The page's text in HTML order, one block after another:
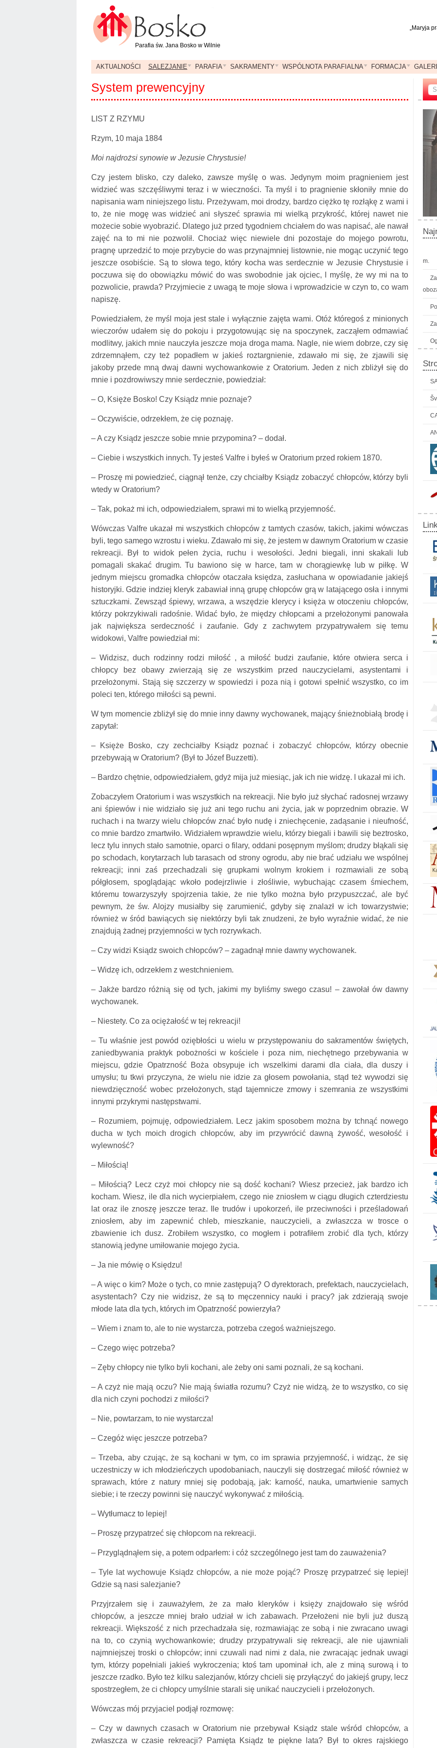
„Maryja
Parafia św. Jana Bosko w Wilnie
AKTUALNOŚCI SALEZJANIE PARAFIA SAKRAMENTY WSPÓLNOTA PARAFIALNA FORMACJA
System prewencyjny
LIST Z RZYMU
Rzym, 10 maja 1884
Moi najdrożsi synowie w Jezusie Chrystusie!
Czy jestem blisko, czy daleko, zawsze myślę o was. Jedynym moim pragnieniem jest
widzieć was szczęśliwymi teraz i w wieczności. Ta myśl i to pragnienie skłoniły mnie do
napisania wam niniejszego listu. Przeżywam, moi drodzy, bardzo ciężko tę rozłąkę z wami i
to, że nie mogę was widzieć ani słyszeć sprawia mi wielką przykrość, której nawet nie
możecie sobie wyobrazić. Dlatego już przed tygodniem chciałem do was napisać, ale nawał
zajęć na to mi nie pozwolił. Chociaż więc niewiele dni pozostaje do mojego powrotu,
pragnę uprzedzić to moje przybycie do was przynajmniej listownie, nie mogąc uczynić tego
jeszcze osobiście. Są to słowa tego, który kocha was serdecznie w Jezusie Chrystusie i
poczuwa się do obowiązku mówić do was swobodnie jak ojciec, l myślę, że wy mi na to
pozwolicie, prawda? Przyjmiecie z uwagą te moje słowa i wprowadzicie w czyn to, co wam
napiszę.
Powiedziałem, że myśl moja jest stale i wyłącznie zajęta wami. Otóż któregoś z minionych
wieczorów udałem się do pokoju i przygotowując się na spoczynek, zacząłem odmawiać
modlitwy, jakich mnie nauczyła jeszcze moja droga mama. Nagle, nie wiem dobrze, czy się
zdrzemnąłem, czy też popadłem w jakieś roztargnienie, zdawało mi się, że zjawili się
jakoby przede mną dwaj dawni wychowankowie z Oratorium. Jeden z nich zbliżył się do
mnie i pozdrowiwszy mnie serdecznie, powiedział:
– O, Księże Bosko! Czy Ksiądz mnie poznaje?
– Oczywiście, odrzekłem, że cię poznaję.
– A czy Ksiądz jeszcze sobie mnie przypomina? – dodał.
– Ciebie i wszystkich innych. Ty jesteś Valfre i byłeś w Oratorium przed rokiem 1870.
– Proszę mi powiedzieć, ciągnął tenże, czy chciałby Ksiądz zobaczyć chłopców, którzy byli
wtedy w Oratorium?
– Tak, pokaż mi ich, odpowiedziałem, sprawi mi to wielką przyjemność.
Wówczas Valfre ukazał mi wszystkich chłopców z tamtych czasów, takich, jakimi wówczas
byli, tego samego wzrostu i wieku. Zdawało mi się, że jestem w dawnym Oratorium w czasie
rekreacji. Był to widok pełen życia, ruchu i wesołości. Jedni biegali, inni skakali lub
pomagali skakać drugim. Tu bawiono się w harce, tam w chorągiewkę lub w piłkę. W
jednym miejscu gromadka chłopców otaczała księdza, zasłuchana w opowiadanie jakiejś
historyjki. Gdzie indziej kleryk zabawiał inną grupę chłopców grą w latającego osła i innymi
sztuczkami. Zewsząd śpiewy, wrzawa, a wszędzie klerycy i księża w otoczeniu chłopców,
którzy pokrzykiwali radośnie. Widać było, że między chłopcami a przełożonymi panowała
jak największa serdeczność i zaufanie. Gdy z zachwytem przypatrywałem się temu
widokowi, Valfre powiedział mi:
– Widzisz, duch rodzinny rodzi miłość , a miłość budzi zaufanie, które otwiera serca i
chłopcy bez obawy zwierzają się ze wszystkim przed nauczycielami, asystentami i
przełożonymi. Stają się szczerzy w spowiedzi i poza nią i gotowi spełnić wszystko, co im
poleci ten, którego miłości są pewni.
W tym momencie zbliżył się do mnie inny dawny wychowanek, mający śnieżnobiałą brodę i
zapytał:
– Księże Bosko, czy zechciałby Ksiądz poznać i zobaczyć chłopców, którzy obecnie
przebywają w Oratorium? (Był to Józef Buzzetti).
– Bardzo chętnie, odpowiedziałem, gdyż mija już miesiąc, jak ich nie widzę. l ukazał mi ich.
Zobaczyłem Oratorium i was wszystkich na rekreacji. Nie było już słychać radosnej wrzawy
ani śpiewów i nie widziało się już ani tego ruchu ani życia, jak w poprzednim obrazie. W
ruchach i na twarzy wielu chłopców znać było nudę i zniechęcenie, zadąsanie i nieufność,
co mnie bardzo zmartwiło. Widziałem wprawdzie wielu, którzy biegali i bawili się beztrosko,
lecz tylu innych stało samotnie, oparci o filary, oddani posępnym myślom; drudzy błąkali się
po schodach, korytarzach lub tarasach od strony ogrodu, aby nie brać udziału we wspólnej
rekreacji; inni zaś przechadzali się grupkami wolnym krokiem i rozmawiali ze sobą
półgłosem, spoglądając wkoło podejrzliwie i złośliwie, wybuchając czasem śmiechem,
któremu towarzyszyły spojrzenia takie, że nie tylko można było przypuszczać, ale być
pewnym, że św. Alojzy musiałby się zarumienić, gdyby się znalazł w ich towarzystwie;
również w śród bawiących się niektórzy byli tak znudzeni, że było wyraźnie widać, że nie
znajdują żadnej przyjemności w tych rozrywkach.
– Czy widzi Ksiądz swoich chłopców? – zagadnął mnie dawny wychowanek.
– Widzę ich, odrzekłem z westchnieniem.
– Jakże bardzo różnią się od tych, jakimi my byliśmy swego czasu! – zawołał ów dawny
wychowanek.
– Niestety. Co za ociężałość w tej rekreacji!
– Tu właśnie jest powód oziębłości u wielu w przystępowaniu do sakramentów świętych,
zaniedbywania praktyk pobożności w kościele i poza nim, niechętnego przebywania w
miejscu, gdzie Opatrzność Boża obsypuje ich wszelkimi darami dla ciała, dla duszy i
umysłu; tu tkwi przyczyna, że wielu nie idzie za głosem powołania, stąd też wywodzi się
niewdzięczność wobec przełożonych, stąd tajemnicze zmowy i szemrania ze wszystkimi
innymi przykrymi następstwami.
– Rozumiem, pojmuję, odpowiedziałem. Lecz jakim sposobem można by tchnąć nowego
ducha w tych moich drogich chłopców, aby im przywrócić dawną żywość, wesołość i
wylewność?
– Miłością!
– Miłością? Lecz czyż moi chłopcy nie są dość kochani? Wiesz przecież, jak bardzo ich
kocham. Wiesz, ile dla nich wycierpiałem, czego nie zniosłem w ciągu długich czterdziestu
lat oraz ile znoszę jeszcze teraz. Ile trudów i upokorzeń, ile przeciwności i prześladowań
zniosłem, aby im zapewnić chleb, mieszkanie, nauczycieli, a zwłaszcza w trosce o
zbawienie ich dusz. Zrobiłem wszystko, co mogłem i potrafiłem zrobić dla tych, którzy
stanowią jedyne umiłowanie mojego życia.
– Ja nie mówię o Księdzu!
– A więc o kim? Może o tych, co mnie zastępują? O dyrektorach, prefektach, nauczycielach,
asystentach? Czy nie widzisz, że są to męczennicy nauki i pracy? jak zdzierają swoje
młode lata dla tych, których im Opatrzność powierzyła?
– Wiem i znam to, ale to nie wystarcza, potrzeba czegoś ważniejszego.
– Czego więc potrzeba?
– Zęby chłopcy nie tylko byli kochani, ale żeby oni sami poznali, że są kochani.
– A czyż nie mają oczu? Nie mają światła rozumu? Czyż nie widzą, że to wszystko, co się
dla nich czyni pochodzi z miłości?
– Nie, powtarzam, to nie wystarcza!
– Czegóż więc jeszcze potrzeba?
– Trzeba, aby czując, że są kochani w tym, co im sprawia przyjemność, i widząc, że się
uczestniczy w ich młodzieńczych upodobaniach, nauczyli się dostrzegać miłość również w
sprawach, które z natury mniej się podobają, jak: karność, nauka, umartwienie samych
siebie; i te rzeczy powinni się nauczyć wykonywać z miłością.
– Wytłumacz to lepiej!
– Proszę przypatrzeć się chłopcom na rekreacji.
– Przyglądnąłem się, a potem odparłem: i cóż szczególnego jest tam do zauważenia?
– Tyle lat wychowuje Ksiądz chłopców, a nie może pojąć? Proszę przypatrzeć się lepiej!
Gdzie są nasi salezjanie?
Przyjrzałem się i zauważyłem, że za mało kleryków i księży znajdowało się wśród
chłopców, a jeszcze mniej brało udział w ich zabawach. Przełożeni nie byli już duszą
rekreacji. Większość z nich przechadzała się, rozmawiając ze sobą i nie zwracano uwagi
na to, co czynią wychowankowie; drudzy przypatrywali się rekreacji, ale nie ujawniali
najmniejszej troski o chłopców; inni czuwali nad nimi z dala, nie zwracając jednak uwagi
tym, którzy popełniali jakieś wykroczenia; ktoś tam upominał ich, ale z miną surową i to
jeszcze rzadko. Było też kilku salezjanów, którzy chcieli się przyłączyć do jakiejś grupy, lecz
spostrzegłem, że ci chłopcy umyślnie starali się unikać nauczycieli i przełożonych.
Wówczas mój przyjaciel podjął rozmowę:
– Czy w dawnych czasach w Oratorium nie przebywał Ksiądz stale wśród chłopców, a
zwłaszcza w czasie rekreacji? Pamięta Ksiądz te piękne lata? Był to okres rajskiego
m.